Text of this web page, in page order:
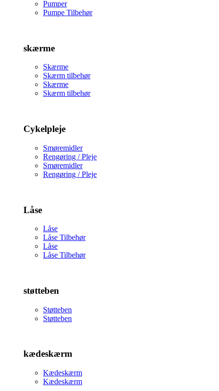
Pumper
Pumpe Tilbehør
skærme
Skærme
Skærm tilbehør
Skærme
Skærm tilbehør
Cykelpleje
Smøremidler
Rengøring / Pleje
Smøremidler
Rengøring / Pleje
Låse
Låse
Låse Tilbehør
Låse
Låse Tilbehør
støtteben
Støtteben
Støtteben
kædeskærm
Kædeskærm
Kædeskærm